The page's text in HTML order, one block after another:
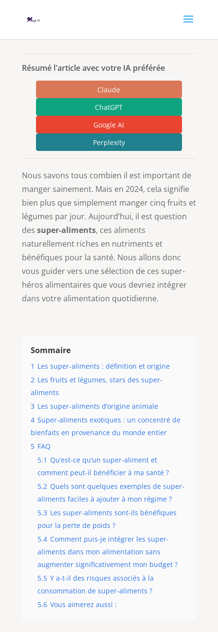
Résumé l'article avec votre IA préférée
Claude
ChatGPT
Google AI
Perplexity
Nous savons tous combien il est important de
manger sainement. Mais en 2024, cela signifie
bien plus que simplement manger cinq fruits et
légumes par jour. Aujourd’hui, il est question
des super-aliments, ces aliments
naturellement riches en nutriments et
bénéfiques pour la santé. Nous allons donc
vous guider vers une sélection de ces super-
héros alimentaires que vous devriez intégrer
dans votre alimentation quotidienne.
Sommaire
1 Les super-aliments : définition et origine
2 Les fruits et légumes, stars des super-
aliments
3 Les super-aliments d’origine animale
4 Super-aliments exotiques : un concentré de
bienfaits en provenance du monde entier
5 FAQ
5.1 Qu’est-ce qu’un super-aliment et
comment peut-il bénéficier à ma santé ?
5.2 Quels sont quelques exemples de super-
aliments faciles à ajouter à mon régime ?
5.3 Les super-aliments sont-ils bénéfiques
pour la perte de poids ?
5.4 Comment puis-je intégrer les super-
aliments dans mon alimentation sans
augmenter significativement mon budget ?
5.5 Y a-t-il des risques associés à la
consommation de super-aliments ?
5.6 Vous aimerez aussi :